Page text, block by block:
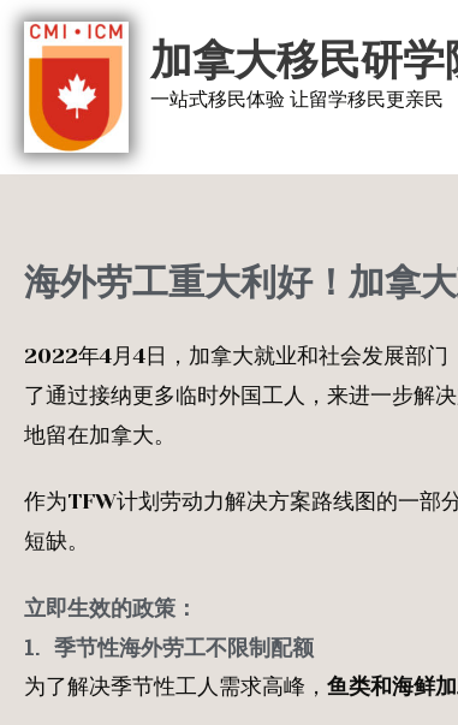
跳
加拿大移民研学
一站式移民体验 让留学移民更亲民
海外劳工重大利好！加拿
2022年4月4日，加拿大就业和社会发展部
了通过接纳更多临时外国工人，来进一步解
地留在加拿大。
作为TFW计划劳动力解决方案路线图的一部
短缺。
立即生效的政策：
1. 季节性海外劳工不限制配额
为了解决季节性工人需求高峰， 鱼类和海鲜